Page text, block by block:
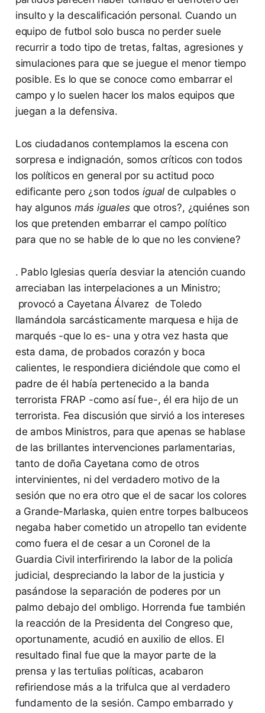
insulto y la descalificación personal. Cuando un
equipo de futbol solo busca no perder suele
recurrir a todo tipo de tretas, faltas, agresiones y
simulaciones para que se juegue el menor tiempo
posible. Es lo que se conoce como embarrar el
campo y lo suelen hacer los malos equipos que
juegan a la defensiva.
Los ciudadanos contemplamos la escena con
sorpresa e indignación, somos críticos con todos
los políticos en general por su actitud poco
edificante pero ¿son todosigualde culpables o
hay algunos más igualesque otros?, ¿quiénes son
los que pretenden embarrar el campo político
para que no se hable de lo que no les conviene?
. Pablo Iglesias quería desviar la atención cuando
arreciaban las interpelaciones a un Ministro;
provocó a Cayetana Álvarez de Toledo
llamándola sarcásticamente marquesa e hija de
marqués -que lo es- una y otra vez hasta que
esta dama, de probados corazón y boca
calientes, le respondiera diciéndole que como el
padre de él había pertenecido a la banda
terrorista FRAP -como así fue-, él era hijo de un
terrorista. Fea discusión que sirvió a los intereses
de ambos Ministros, para que apenas se hablase
de las brillantes intervenciones parlamentarias,
tanto de doña Cayetana como de otros
intervinientes, ni del verdadero motivo de la
sesión que no era otro que el de sacar los colores
a Grande-Marlaska, quien entre torpes balbuceos
negaba haber cometido un atropello tan evidente
como fuera el de cesar a un Coronel de la
Guardia Civil interfirirendo la labor de la policía
judicial, despreciando la labor de la justicia y
pasándose la separación de poderes por un
palmo debajo del ombligo. Horrenda fue también
la reacción de la Presidenta del Congreso que,
oportunamente, acudió en auxilio de ellos. El
resultado final fue que la mayor parte de la
prensa y las tertulias políticas, acabaron
refiriendose más a la trifulca que al verdadero
fundamento de la sesión. Campo embarrado y